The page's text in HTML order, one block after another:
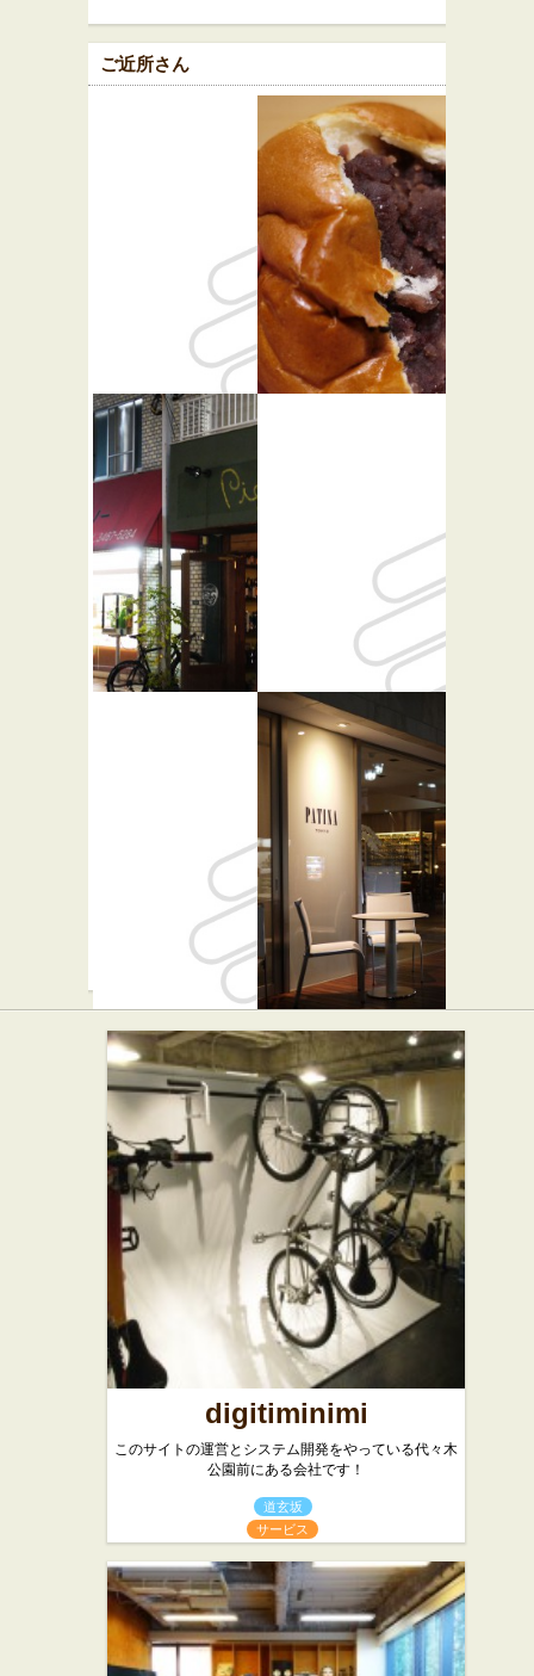
ご近所さん
ビートカ
フェ ★☆☆
バー・居酒屋
東急百貨店
渋谷・本店
Lil' Rire
カフェ・喫茶店
Patina
Tokyo ★★★
フレンチ
digitiminimi
このサイトの運営とシステム開発をやっている代々木
公園前にある会社です！
道玄坂
サービス